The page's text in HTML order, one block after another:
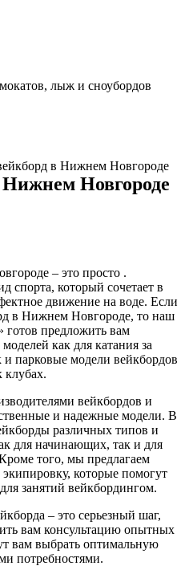
лыж и сноубордов
в Нижнем Новгороде
Новгороде
– это просто .
спорта, который сочетает в
движение на воде. Если
в Нижнем Новгороде, то наш
предложить вам
как для катания за
парковые модели вейкбордов
клубах.
вейкбордов и
и надежные модели. В
различных типов и
для начинающих, так и для
того, мы предлагаем
которые помогут
занятий вейкбордингом.
– это серьезный шаг,
вам консультацию опытных
вам выбрать оптимальную
потребностями.